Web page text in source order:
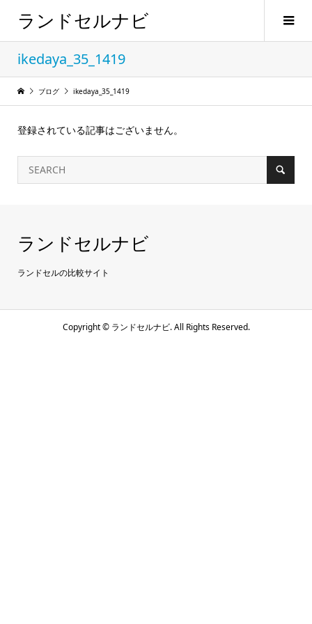
ランドセルナビ
ikedaya_35_1419
ブログ ikedaya_35_1419
登録されている記事はございません。
ランドセルナビ
ランドセルの比較サイト
Copyright ©ランドセルナビ. All Rights Reserved.